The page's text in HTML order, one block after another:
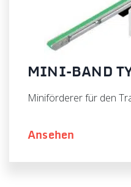
MINI-BAND
Miniförderer für den
Ansehen